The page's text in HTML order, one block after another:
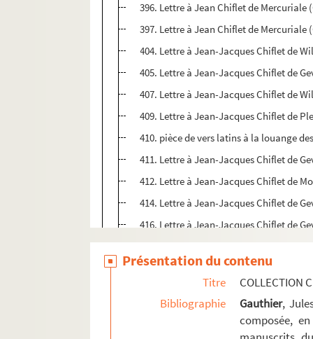
396. Lettre à Jean Chiflet de Mercuriale
397. Lettre à Jean Chiflet de Mercuriale
404. Lettre à Jean-Jacques Chiflet de
405. Lettre à Jean-Jacques Chiflet de
407. Lettre à Jean-Jacques Chiflet de
409. Lettre à Jean-Jacques Chiflet de
410. pièce de vers latins à la louange
411. Lettre à Jean-Jacques Chiflet de
412. Lettre à Jean-Jacques Chiflet de
414. Lettre à Jean-Jacques Chiflet de
416. Lettre à Jean-Jacques Chiflet de
418. Lettre à Jean-Jacques Chiflet de
420. Lettre à Jean-Jacques Chiflet de
423. Table d'une partie des pièces qui
Ms Chiflet 24. Correspondance de
Présentation du contenu
Titre
COLLECTION
Bibliographie
Gauthier,
composée,